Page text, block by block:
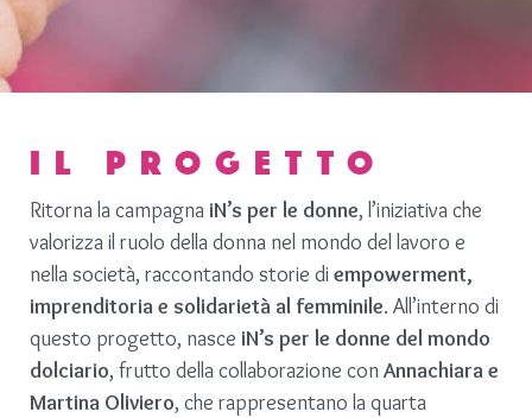
IL PROGETTO
Ritorna la campagna iN’s per le donne, l’iniziativa che
valorizza il ruolo della donna nel mondo del lavoro e
nella società, raccontando storie diempowerment,
imprenditoria e solidarietà al femminile. All’interno di
questo progetto, nasce iN’s per le donne del mondo
dolciario, frutto della collaborazione conAnnachiara e
Martina Oliviero, che rappresentano la quarta